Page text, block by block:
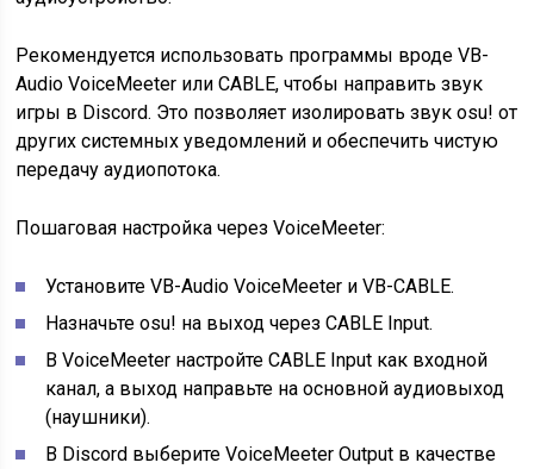
Рекомендуется использовать программы вроде VB-
Audio VoiceMeeter или CABLE, чтобы направить звук
игры в Discord. Это позволяет изолировать звук osu! от
других системных уведомлений и обеспечить чистую
передачу аудиопотока.
Пошаговая настройка через VoiceMeeter:
Установите VB-Audio VoiceMeeter и VB-CABLE.
Назначьте osu! на выход через CABLE Input.
В VoiceMeeter настройте CABLE Input как входной
канал, а выход направьте на основной аудиовыход
(наушники).
В Discord выберите VoiceMeeter Output в качестве